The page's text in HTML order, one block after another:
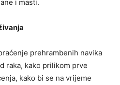
i masti.
prehrambenih navika
raka, kako prilikom prve
kako bi se na vrijeme